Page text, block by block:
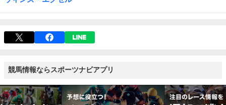
競馬情報ならスポーツナビアプリ